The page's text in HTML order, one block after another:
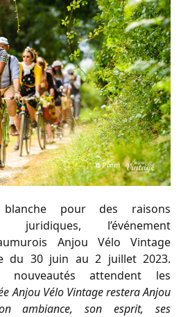
pour des raisons
juridiques, l’événement
Anjou Vélo Vintage
du 30 juin au 2 juillet 2023.
attendent les
Anjou Vélo Vintage restera Anjou
ambiance, son esprit, ses